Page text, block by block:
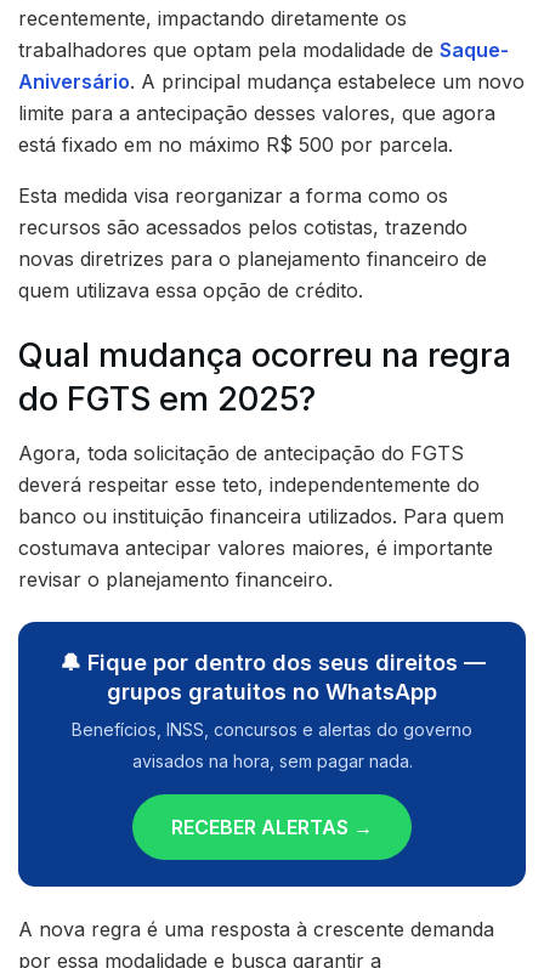
recentemente, impactando diretamente os
trabalhadores que optam pela modalidade de Saque-
Aniversário. A principal mudança estabelece um novo
limite para a antecipação desses valores, que agora
está fixado em no máximo R$ 500 por parcela.
Esta medida visa reorganizar a forma como os
recursos são acessados pelos cotistas, trazendo
novas diretrizes para o planejamento financeiro de
quem utilizava essa opção de crédito.
Qual mudança ocorreu na regra
do FGTS em 2025?
Agora, toda solicitação de antecipação do FGTS
deverá respeitar esse teto, independentemente do
banco ou instituição financeira utilizados. Para quem
costumava antecipar valores maiores, é importante
revisar o planejamento financeiro.
🔔 Fique por dentro dos seus direitos —
grupos gratuitos no WhatsApp
Benefícios, INSS, concursos e alertas do governo
avisados na hora, sem pagar nada.
RECEBER ALERTAS →
A nova regra é uma resposta à crescente demanda
por essa modalidade e busca garantir a